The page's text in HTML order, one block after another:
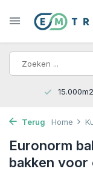
Terug Home
Euronorm
bakken voor